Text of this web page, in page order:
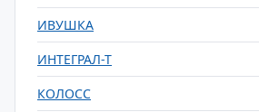
ИВУШКА
ИНТЕГРАЛ-Т
КОЛОСС